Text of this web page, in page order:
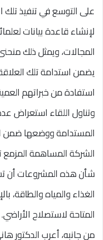
على التوسع في تنفيذ تلك
لإنشاء قاعدة بيانات
المجالات، ويمثل ذلك
يضمن استدامة تلك
استفادة من خبراتهم
وتناول اللقاء استعراض
المستدامة ووضعها ضمن
الشركة المساهمة المزمع
شأن هذه المشروعات
الغذاء والمياه والطاقة،
المتاحة لاستصلاح الأراضي.
من جانبه، أعرب الدكتور